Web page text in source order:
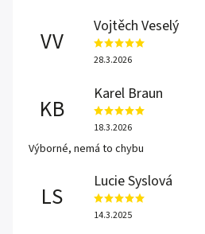
VV
Vojtěch Veselý
28.3.2026
KB
Karel Braun
18.3.2026
Výborné, nemá to chybu
LS
Lucie Syslová
14.3.2025